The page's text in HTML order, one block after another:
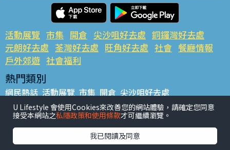
活動展覽 市集 開倉 尖沙咀好去處 銅鑼灣好去處
元朗好去處 荃灣好去處 旺角好去處 社會 餐廳情報
戶外郊遊 社會福利
熱門類別
網民熱話 活動展覽 市集 開倉 尖沙咀好去處
銅鑼灣好去處 元朗好去處 荃灣好去處 旺角好去處 社會
餐廳情報 戶外郊遊
熱門標籤
U Lifestyle 會使用Cookies來改善您的網站體驗，請確定您同意
接受本網站之私隱政策和使用條款才可繼續瀏覽。
我已閱讀及同意